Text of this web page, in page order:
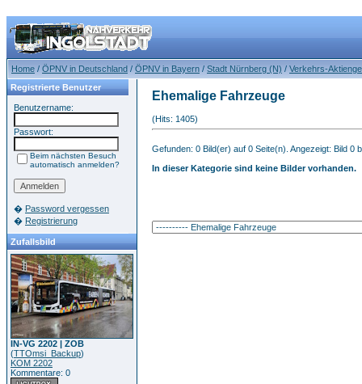
Home / ÖPNV in Deutschland / ÖPNV in Bayern / Stadt Nürnberg (N) / Verkehrs-
Registrierte Benutzer
Benutzername:
Passwort:
Beim nächsten Besuch
automatisch anmelden?
� Password vergessen
� Registrierung
Zufallsbild
IN-VG 2202 | ZOB
(TTOmsi_Backup)
KOM 2202
Kommentare: 0
Ehemalige Fahrzeuge
(Hits: 1405)
Gefunden: 0 Bild(er) auf 0 Seite(n). Angezeigt: Bild 0
In dieser Kategorie sind keine Bilder vorhanden.